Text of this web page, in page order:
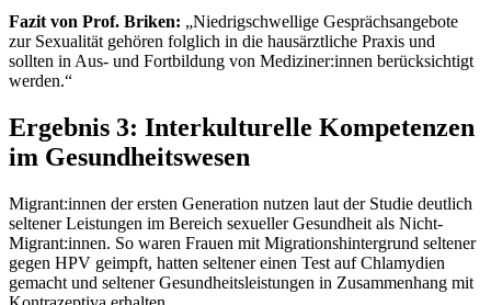
Fazit von Prof. Briken: „Niedrigschwellige Gesprächsangebote
zur Sexualität gehören folglich in die hausärztliche Praxis und
sollten in Aus- und Fortbildung von Mediziner:innen berücksichtigt
werden.“
Ergebnis 3: Interkulturelle Kompetenzen
im Gesundheitswesen
Migrant:innen der ersten Generation nutzen laut der Studie deutlich
seltener Leistungen im Bereich sexueller Gesundheit als Nicht-
Migrant:innen. So waren Frauen mit Migrationshintergrund seltener
gegen HPV geimpft, hatten seltener einen Test auf Chlamydien
gemacht und seltener Gesundheitsleistungen in Zusammenhang mit